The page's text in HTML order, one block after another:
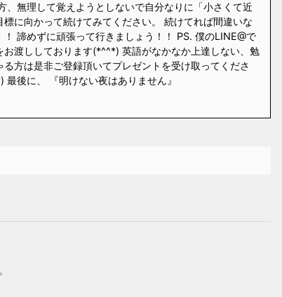
、無理して覚えようとしないで自分なりに「小さくて近
に向かって続けてみてください。 続けてれば間違いな
！ 諦めずに頑張って行きましょう！！ PS. 僕のLINE@で
お渡ししております(*^^*) 英語がなかなか上達しない、勉
方は是非ご登録頂いてプレゼントを受け取ってくださ
後に、 『明けない夜はありません』